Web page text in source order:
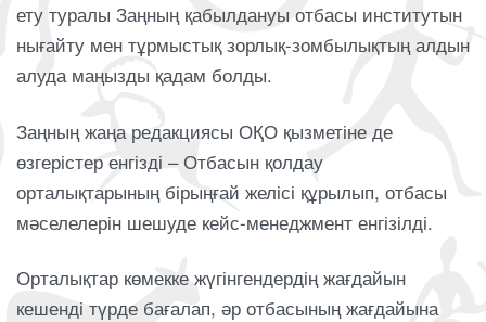
ету туралы Заңның қабылдануы отбасы институтын
нығайту мен тұрмыстық зорлық-зомбылықтың алдын
алуда маңызды қадам болды.
Заңның жаңа редакциясы ОҚО қызметіне де
өзгерістер енгізді – Отбасын қолдау
орталықтарының бірыңғай желісі құрылып, отбасы
мәселелерін шешуде кейс-менеджмент енгізілді.
Орталықтар көмекке жүгінгендердің жағдайын
кешенді түрде бағалап, әр отбасының жағдайына